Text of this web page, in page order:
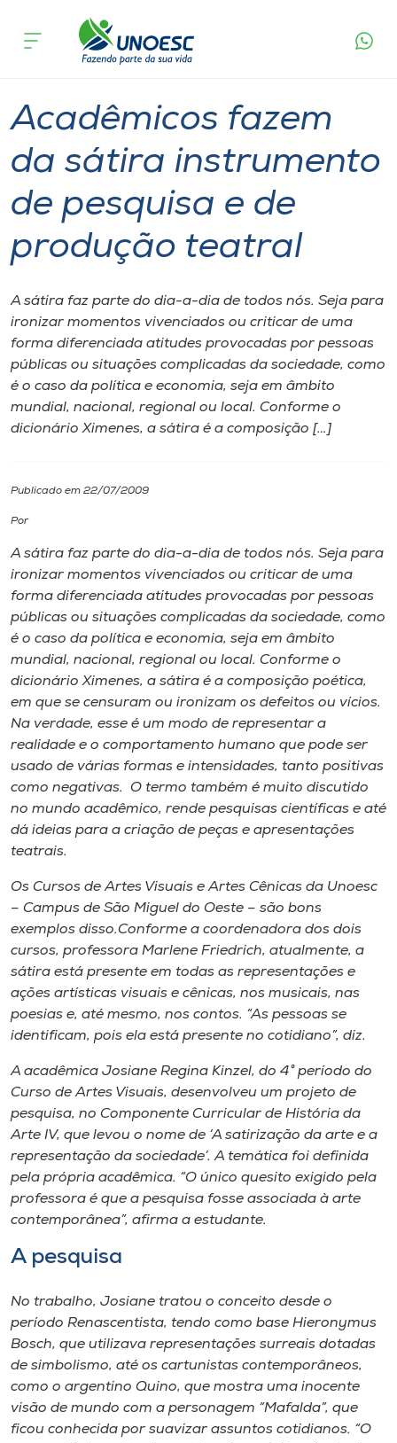
Cursos
Pesquisa
Atendimento ao Estudante
Portal de Ensino
A
Internacionalização
I.nova
Diplomados
CPA
Biblioteca
Editora
Rádio
Museu
Unoesc
Store
Selecione
o idioma
A-
acontece
Acadêmicos fazem
da sátira instrumento
de pesquisa e de
produção teatral
A sátira faz parte do dia-a-dia de todos nós. Seja para
ironizar momentos vivenciados ou criticar de uma
forma diferenciada atitudes provocadas por pessoas
públicas ou situações complicadas da sociedade, como
é o caso da política e economia, seja em âmbito
mundial, nacional, regional ou local. Conforme o
dicionário Ximenes, a sátira é a composição […]
Publicado em 22/07/2009
Por
A sátira faz parte do dia-a-dia de todos nós. Seja para
ironizar momentos vivenciados ou criticar de uma
forma diferenciada atitudes provocadas por pessoas
públicas ou situações complicadas da sociedade, como
é o caso da política e economia, seja em âmbito
mundial, nacional, regional ou local. Conforme o
dicionário Ximenes, a sátira é a composição poética,
em que se censuram ou ironizam os defeitos ou vícios.
Na verdade, esse é um modo de representar a
realidade e o comportamento humano que pode ser
usado de várias formas e intensidades, tanto positivas
como negativas. O termo também é muito discutido
no mundo acadêmico, rende pesquisas científicas e até
dá ideias para a criação de peças e apresentações
teatrais.
Os Cursos de Artes Visuais e Artes Cênicas da Unoesc
– Campus de São Miguel do Oeste – são bons
exemplos disso.Conforme a coordenadora dos dois
cursos, professora Marlene Friedrich, atualmente, a
sátira está presente em todas as representações e
ações artísticas visuais e cênicas, nos musicais, nas
poesias e, até mesmo, nos contos. “As pessoas se
identificam, pois ela está presente no cotidiano”, diz.
A acadêmica Josiane Regina Kinzel, do 4° período do
Curso de Artes Visuais, desenvolveu um projeto de
pesquisa, no Componente Curricular de História da
Arte IV, que levou o nome de ‘A satirização da arte e a
representação da sociedade’. A temática foi definida
pela própria acadêmica. “O único quesito exigido pela
professora é que a pesquisa fosse associada à arte
contemporânea”, afirma a estudante.
A pesquisa
No trabalho, Josiane tratou o conceito desde o
período Renascentista, tendo como base Hieronymus
Bosch, que utilizava representações surreais dotadas
de simbolismo, até os cartunistas contemporâneos,
como o argentino Quino, que mostra uma inocente
visão de mundo com a personagem “Mafalda”, que
ficou conhecida por suavizar assuntos cotidianos. “O